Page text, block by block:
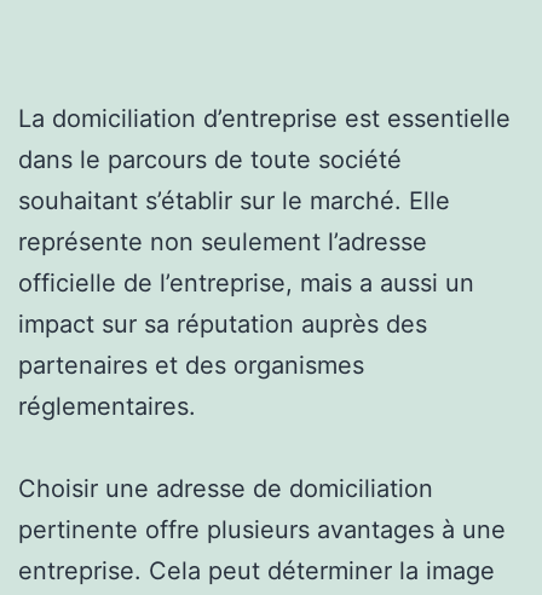
La domiciliation d’entreprise est essentielle
dans le parcours de toute société
souhaitant s’établir sur le marché. Elle
représente non seulement l’adresse
officielle de l’entreprise, mais a aussi un
impact sur sa réputation auprès des
partenaires et des organismes
réglementaires.
Choisir une adresse de domiciliation
pertinente offre plusieurs avantages à une
entreprise. Cela peut déterminer la image